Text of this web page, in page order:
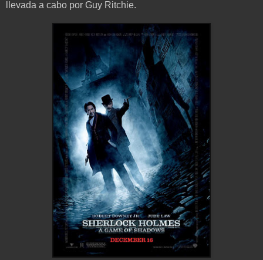
llevada a cabo por Guy Ritchie.